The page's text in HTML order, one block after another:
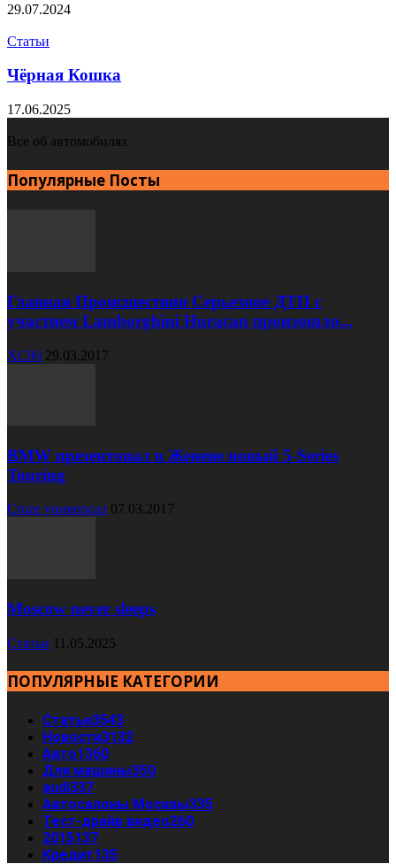
29.07.2024
Статьи
Чёрная Кошка
17.06.2025
Все об автомобилях
Популярные Посты
Главная Происшествия Серьезное ДТП с
участием Lamborghini Huracan произошло...
XC90 29.03.2017
BMW презентовал в Женеве новый 5-Series
Touring
Cruze универсал 07.03.2017
Moscow never sleeps
Статьи 11.05.2025
ПОПУЛЯРНЫЕ КАТЕГОРИИ
Статьи3543
Новости3132
Авто1360
Для машины350
audi337
Автосалоны Москвы335
Тест-драйв видео260
2015137
Кредит135